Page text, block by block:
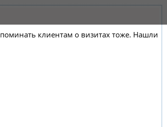
клиентам о визитах тоже. Нашли